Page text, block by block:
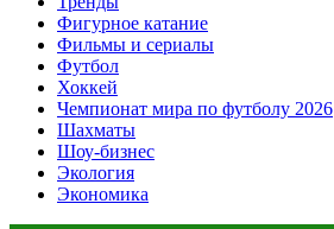
Фигурное катание
Фильмы и сериалы
Футбол
Хоккей
Чемпионат мира по футболу 2026
Шахматы
Шоу-бизнес
Экология
Экономика